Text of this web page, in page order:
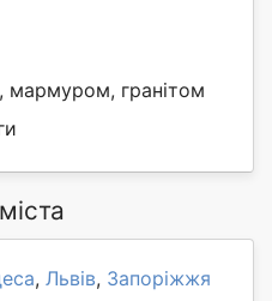
мармуром, гранітом
, Львів, Запоріжжя